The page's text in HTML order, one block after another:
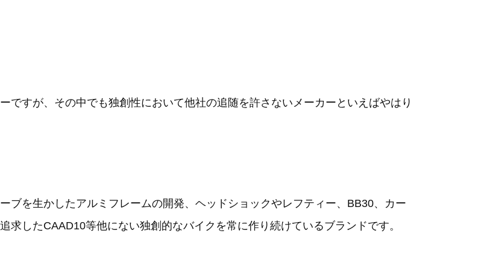
ですが、その中でも独創性において他社の追随を許さないメーカーといえばやはり
ブを生かしたアルミフレームの開発、ヘッドショックやレフティー、BB30、カー
求したCAAD10等他にない独創的なバイクを常に作り続けているブランドです。